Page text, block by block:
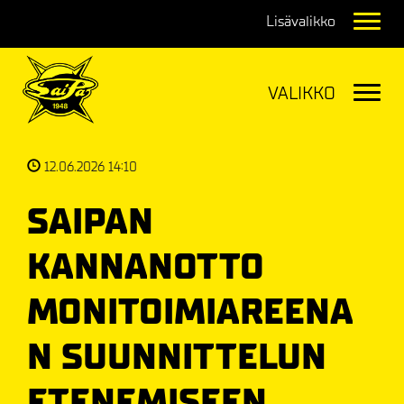
12.06.2026 14:10
SAIPAN
KANNANOTTO
MONITOIMIAREENA
N SUUNNITTELUN